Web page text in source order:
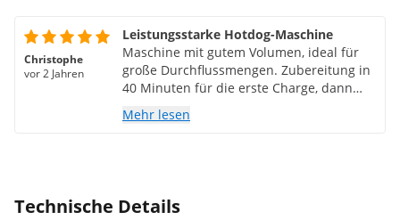
Christophe
vor 2 Jahren
Leistungsstarke Hotdog-Maschine
Maschine mit gutem Volumen, ideal für
große Durchflussmengen. Zubereitung in
40 Minuten für die erste Charge, dann
kontinuierlich mit fortschreitender
Verteilung
Mehr lesen
Technische Details